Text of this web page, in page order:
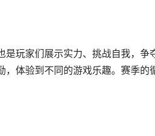
玩家们展示实力、挑战自我，
体验到不同的游戏乐趣。赛季的